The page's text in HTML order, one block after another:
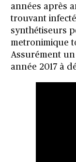
années après
trouvant
synthétiseurs
metronimique
Assurément
année 2017 à